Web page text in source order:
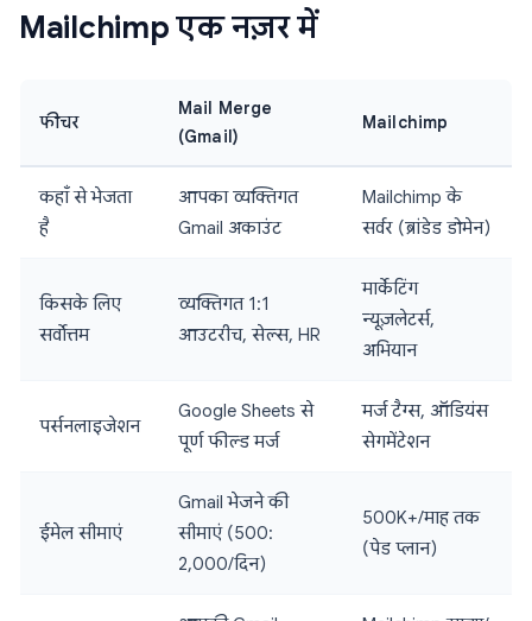
Mailchimp एक नज़र में
फीचर
Mail Merge
(Gmail)
Mailchimp
कहाँ से भेजता
है
आपका व्यक्तिगत
Gmail अकाउंट
Mailchimp के
सर्वर (ब्रांडेड डोमेन)
किसके लिए
सर्वोत्तम
व्यक्तिगत 1:1
आउटरीच, सेल्स, HR
मार्केटिंग
न्यूज़लेटर्स,
अभियान
पर्सनलाइजेशन
Google Sheets से
पूर्ण फील्ड मर्ज
मर्ज टैग्स, ऑडियंस
सेगमेंटेशन
ईमेल सीमाएं
Gmail भेजने की
सीमाएं (500:
2,000/दिन)
500K+/माह तक
(पेड प्लान)